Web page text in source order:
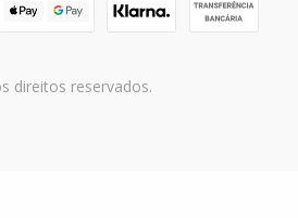
direitos reservados.